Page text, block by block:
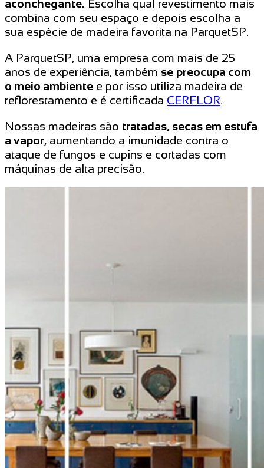
aconchegante. Escolha qual revestimento mais
combina com seu espaço e depois escolha a
sua espécie de madeira favorita na ParquetSP.
A ParquetSP, uma empresa com mais de 25
anos de experiência, também se preocupa com
o meio ambiente e por isso utiliza madeira de
reflorestamento e é certificada CERFLOR.
Nossas madeiras são tratadas, secas em estufa
a vapor, aumentando a imunidade contra o
ataque de fungos e cupins e cortadas com
máquinas de alta precisão.